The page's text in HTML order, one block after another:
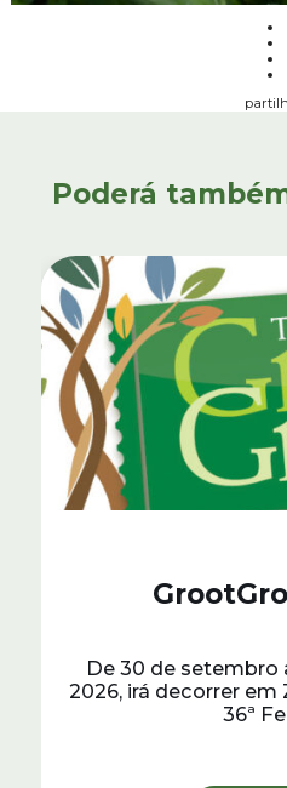
Poderá
De 30 de setembro
2026, irá decorrer em
36ª